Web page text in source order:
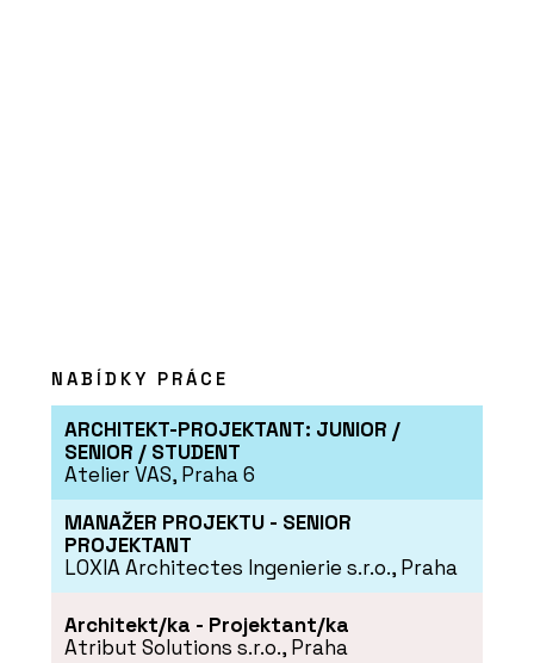
PRODUKTY
Sloupko-příčková fasáda s vysokou
tepelnou izolací MB-MT50N - Aluprof
NABÍDKY PRÁCE
ARCHITEKT-PROJEKTANT: JUNIOR /
SENIOR / STUDENT
Atelier VAS, Praha 6
MANAŽER PROJEKTU - SENIOR
PROJEKTANT
LOXIA Architectes Ingenierie s.r.o., Praha
Architekt/ka - Projektant/ka
Atribut Solutions s.r.o., Praha